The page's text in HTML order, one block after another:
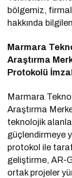
bölgemiz,
hakkında
Marmara
Araştırma
Protokolü
Marmara
Araştırma
teknolojik
güçlendirmeye
protokol ile
geliştirme, AR-
ortak projeler